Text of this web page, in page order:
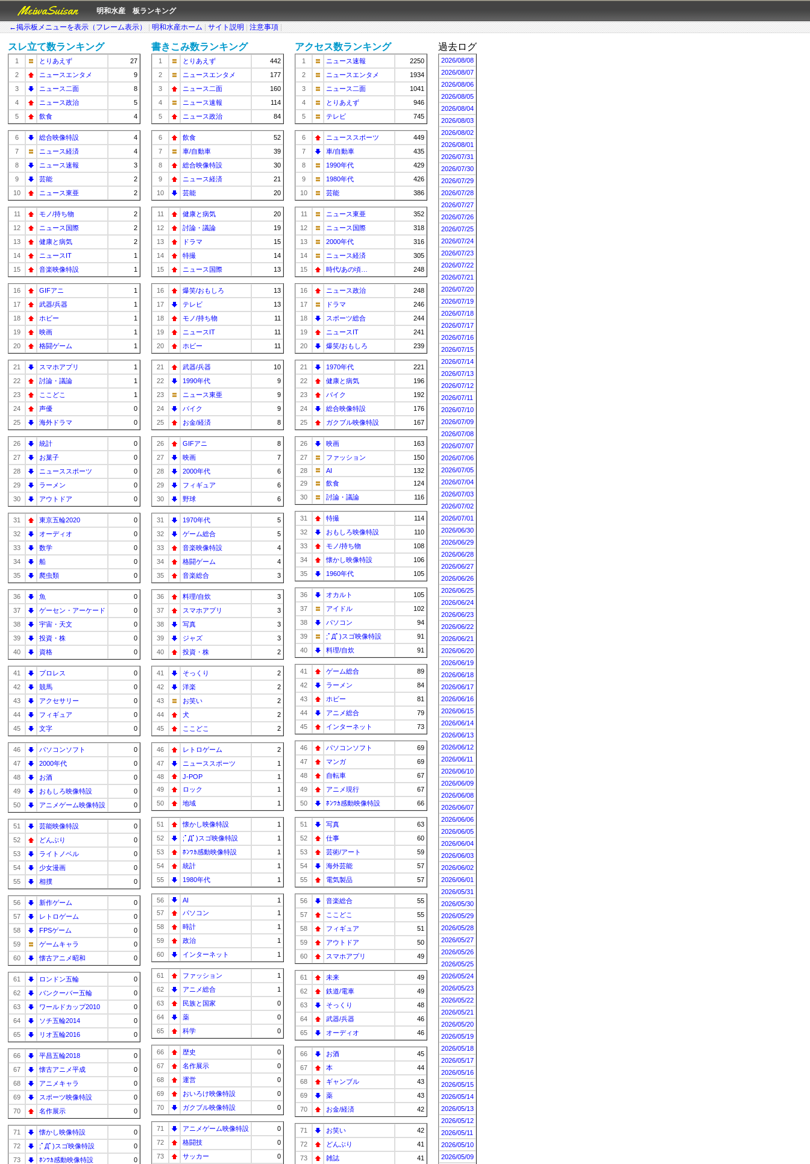
MeiwaSuisan
明和水産 板ランキング
←掲示板メニューを表示（フレーム表示）
明和水産ホーム サイト説明 注意事項
スレ立て数ランキング
1 とりあえず
27
2
ニュースエンタメ
9
3
ニュース二面
8
4
ニュース政治
5
5
飲食 4
6 総合映像特設
4
7
ニュース経済
4
8
ニュース速報
3
9
芸能
2
10
ニュース東亜 2
11 モノ/持ち物
2
12
ニュース国際
2
13
健康と病気
2
14
ニュースIT
1
15
音楽映像特設 1
16 GIFアニ
1
17
武器/兵器
1
18
ホビー
1
19
映画
1
20
格闘ゲーム 1
21 スマホアプリ
1
22
討論・議論
1
23
ここどこ
1
24
声優
0
25
海外ドラマ 0
26 統計
0
27
お菓子
0
28
ニューススポーツ
0
29
ラーメン
0
30
アウトドア 0
31 東京五輪2020
0
32
オーディオ
0
33
数学
0
34
船
0
35
爬虫類 0
36 魚
0
37
ゲーセン・アーケード
0
38
宇宙・天文
0
39
投資・株
0
40
資格 0
41 プロレス
0
42
競馬
0
43
アクセサリー
0
44
フィギュア
0
45
文字 0
46 パソコンソフト
0
47
2000年代
0
48
お酒
0
49
おもしろ映像特設
0
50
アニメゲーム映像特設 0
51 芸能映像特設
0
52
どんぶり
0
53
ライトノベル
0
54
少女漫画
0
55
相撲 0
56 新作ゲーム
0
57
レトロゲーム
0
58
FPSゲーム
0
59
ゲームキャラ
0
60
懐古アニメ昭和 0
61 ロンドン五輪
0
62
バンクーバー五輪
0
63
ワールドカップ2010
0
64
ソチ五輪2014
0
65
リオ五輪2016 0
66 平昌五輪2018
0
67
懐古アニメ平成
0
68
アニメキャラ
0
69
スポーツ映像特設
0
70
名作展示 0
71 懐かし映像特設
0
72
;ﾟДﾟ)スゴ映像特設
0
73
ﾎﾝﾜｶ感動映像特設
0
書きこみ数ランキング
1 とりあえず
442
2
ニュースエンタメ
177
3
ニュース二面
160
4
ニュース速報
114
5
ニュース政治 84
6 飲食
52
7
車/自動車
39
8
総合映像特設
30
9
ニュース経済
21
10
芸能 20
11 健康と病気
20
12
討論・議論
19
13
ドラマ
15
14
特撮
14
15
ニュース国際 13
16 爆笑/おもしろ
13
17
テレビ
13
18
モノ/持ち物
11
19
ニュースIT
11
20
ホビー 11
21 武器/兵器
10
22
1990年代
9
23
ニュース東亜
9
24
バイク
9
25
お金/経済 8
26 GIFアニ
8
27
映画
7
28
2000年代
6
29
フィギュア
6
30
野球 6
31 1970年代
5
32
ゲーム総合
5
33
音楽映像特設
4
34
格闘ゲーム
4
35
音楽総合 3
36 料理/自炊
3
37
スマホアプリ
3
38
写真
3
39
ジャズ
3
40
投資・株 2
41 そっくり
2
42
洋楽
2
43
お笑い
2
44
犬
2
45
ここどこ 2
46 レトロゲーム
2
47
ニューススポーツ
1
48
J-POP
1
49
ロック
1
50
地域 1
51 懐かし映像特設
1
52
;ﾟДﾟ)スゴ映像特設
1
53
ﾎﾝﾜｶ感動映像特設
1
54
統計
1
55
1980年代 1
56 AI
1
57
パソコン
1
58
時計
1
59
政治
1
60
インターネット 1
61 ファッション
1
62
アニメ総合
1
63
民族と国家
0
64
薬
0
65
科学 0
66 歴史
0
67
名作展示
0
68
運営
0
69
おいろけ映像特設
0
70
ガクブル映像特設 0
71 アニメゲーム映像特設
0
72
格闘技
0
73
サッカー
0
アクセス数ランキング
1 ニュース速報
2250
2
ニュースエンタメ
1934
3
ニュース二面
1041
4
とりあえず
946
5
テレビ 745
6 ニューススポーツ
449
7
車/自動車
435
8
1990年代
429
9
1980年代
426
10
芸能 386
11 ニュース東亜
352
12
ニュース国際
318
13
2000年代
316
14
ニュース経済
305
15
時代/あの頃… 248
16 ニュース政治
248
17
ドラマ
246
18
スポーツ総合
244
19
ニュースIT
241
20
爆笑/おもしろ 239
21 1970年代
221
22
健康と病気
196
23
バイク
192
24
総合映像特設
176
25
ガクブル映像特設 167
26 映画
163
27
ファッション
150
28
AI
132
29
飲食
124
30
討論・議論 116
31 特撮
114
32
おもしろ映像特設
110
33
モノ/持ち物
108
34
懐かし映像特設
106
35
1960年代 105
36 オカルト
105
37
アイドル
102
38
パソコン
94
39
;ﾟДﾟ)スゴ映像特設
91
40
料理/自炊 91
41 ゲーム総合
89
42
ラーメン
84
43
ホビー
81
44
アニメ総合
79
45
インターネット 73
46 パソコンソフト
69
47
マンガ
69
48
自転車
67
49
アニメ現行
67
50
ﾎﾝﾜｶ感動映像特設 66
51 写真
63
52
仕事
60
53
芸術/アート
59
54
海外芸能
57
55
電気製品 57
56 音楽総合
55
57
ここどこ
55
58
フィギュア
51
59
アウトドア
50
60
スマホアプリ 49
61 未来
49
62
鉄道/電車
49
63
そっくり
48
64
武器/兵器
46
65
オーディオ 46
66 お酒
45
67
本
44
68
ギャンブル
43
69
薬
43
70
お金/経済 42
71 お笑い
42
72
どんぶり
41
73
雑誌
41
過去ログ
2026/08/08
2026/08/07
2026/08/06
2026/08/05
2026/08/04
2026/08/03
2026/08/02
2026/08/01
2026/07/31
2026/07/30
2026/07/29
2026/07/28
2026/07/27
2026/07/26
2026/07/25
2026/07/24
2026/07/23
2026/07/22
2026/07/21
2026/07/20
2026/07/19
2026/07/18
2026/07/17
2026/07/16
2026/07/15
2026/07/14
2026/07/13
2026/07/12
2026/07/11
2026/07/10
2026/07/09
2026/07/08
2026/07/07
2026/07/06
2026/07/05
2026/07/04
2026/07/03
2026/07/02
2026/07/01
2026/06/30
2026/06/29
2026/06/28
2026/06/27
2026/06/26
2026/06/25
2026/06/24
2026/06/23
2026/06/22
2026/06/21
2026/06/20
2026/06/19
2026/06/18
2026/06/17
2026/06/16
2026/06/15
2026/06/14
2026/06/13
2026/06/12
2026/06/11
2026/06/10
2026/06/09
2026/06/08
2026/06/07
2026/06/06
2026/06/05
2026/06/04
2026/06/03
2026/06/02
2026/06/01
2026/05/31
2026/05/30
2026/05/29
2026/05/28
2026/05/27
2026/05/26
2026/05/25
2026/05/24
2026/05/23
2026/05/22
2026/05/21
2026/05/20
2026/05/19
2026/05/18
2026/05/17
2026/05/16
2026/05/15
2026/05/14
2026/05/13
2026/05/12
2026/05/11
2026/05/10
2026/05/09